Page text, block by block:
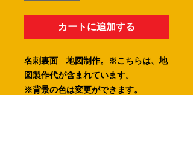
カートに追加する
名刺裏面 地図制作。※こちらは、地
図製作代が含まれています。
※背景の色は変更ができます。